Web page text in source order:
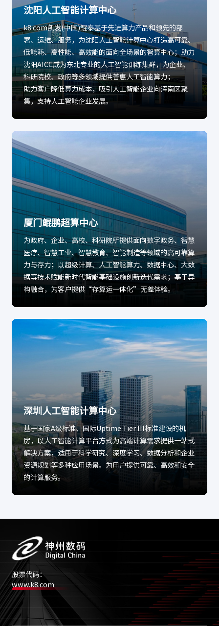
沈阳人工智能计算中心
k8.com凯发(中国)鲲泰基于先进算力产品和领先的部
署、运维、服务，为沈阳人工智能计算中心打造高可靠、
低能耗、高性能、高效能的面向全场景的智算中心；助力
沈阳AICC成为东北专业的人工智能训练集群，为企业、
科研院校、政府等多领域提供普惠人工智能算力；
助力客户降低算力成本，吸引人工智能企业向浑南区聚
集，支持人工智能企业发展。
厦门鲲鹏超算中心
为政府、企业、高校、科研院所提供面向数字政务、智慧
医疗、智慧工业、智慧教育、智能制造等领域的高可靠算
力与存力；以超级计算、人工智能算力、数据中心、大数
据等技术赋能新时代智能基础设施创新迭代需求；基于异
构融合，为客户提供“存算运一体化”无差体验。
深圳人工智能计算中心
基于国家A级标准、国际Uptime Tier III标准建设的机
房，以人工智能计算平台方式为高端计算需求提供一站式
解决方案，适用于科学研究、深度学习、数据分析和企业
资源规划等多种应用场景。为用户提供可靠、高效和安全
的计算服务。
股票代码：
www.k8.com